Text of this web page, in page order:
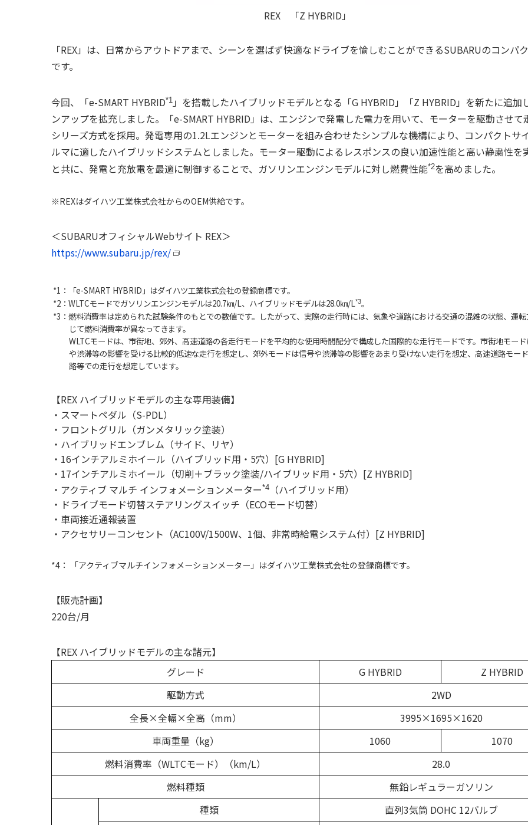
REX 「Z HYBRID」
「REX」は、日常からアウトドアまで、シーンを選ばず快適なドライブを愉しむことができるSUBARUのコンパ
です。
今回、「e-SMART HYBRID*1 」を搭載したハイブリッドモデルとなる「G HYBRID」「Z HYBRID」を新たに追加
ンアップを拡充しました。「e-SMART HYBRID」は、エンジンで発電した電力を用いて、モーターを駆動させて
シリーズ方式を採用。発電専用の1.2Lエンジンとモーターを組み合わせたシンプルな機構により、コンパクトサ
ルマに適したハイブリッドシステムとしました。モーター駆動によるレスポンスの良い加速性能と高い静粛性を
と共に、発電と充放電を最適に制御することで、ガソリンエンジンモデルに対し燃費性能*2を高めました。
※REXはダイハツ工業株式会社からのOEM供給です。
＜SUBARUオフィシャルWebサイト REX＞
https://www.subaru.jp/rex/
*1：「e-SMART HYBRID」はダイハツ工業株式会社の登録商標です。
*2：WLTCモードでガソリンエンジンモデルは20.7㎞/L、ハイブリッドモデルは28.0㎞/L*3。
*3：燃料消費率は定められた試験条件のもとでの数値です。したがって、実際の走行時には、気象や道路における交通の混雑の状態、運
じて燃料消費率が異なってきます。
WLTCモードは、市街地、郊外、高速道路の各走行モードを平均的な使用時間配分で構成した国際的な走行モードです。市街地モー
や渋滞等の影響を受ける比較的低速な走行を想定し、郊外モードは信号や渋滞等の影響をあまり受けない走行を想定、高速道路モー
路等での走行を想定しています。
【REX ハイブリッドモデルの主な専用装備】
・スマートペダル（S-PDL）
・フロントグリル（ガンメタリック塗装）
・ハイブリッドエンブレム（サイド、リヤ）
・16インチアルミホイール（ハイブリッド用・5穴）[G HYBRID]
・17インチアルミホイール（切削＋ブラック塗装/ハイブリッド用・5穴）[Z HYBRID]
・アクティブ マルチ インフォメーションメーター*4
（ハイブリッド用）
・ドライブモード切替ステアリングスイッチ（ECOモード切替）
・車両接近通報装置
・アクセサリーコンセント（AC100V/1500W、1個、非常時給電システム付）[Z HYBRID]
*4： 「アクティブマルチインフォメーションメーター」はダイハツ工業株式会社の登録商標です。
【販売計画】
220台/月
【REX ハイブリッドモデルの主な諸元】
グレード
G HYBRID
Z HYBRID
駆動方式
2WD
全長×全幅×全高（mm）
3995×1695×1620
車両重量（kg）
1060
1070
燃料消費率（WLTCモード）（km/L）
28.0
燃料種類
無鉛レギュラーガソリン
種類
直列3気筒 DOHC 12バルブ